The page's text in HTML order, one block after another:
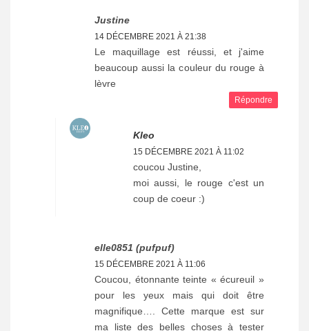
Justine
14 DÉCEMBRE 2021 À 21:38
Le maquillage est réussi, et j'aime
beaucoup aussi la couleur du rouge à
lèvre
Répondre
Kleo
15 DÉCEMBRE 2021 À 11:02
coucou Justine,
moi aussi, le rouge c'est un
coup de coeur :)
elle0851 (pufpuf)
15 DÉCEMBRE 2021 À 11:06
Coucou, étonnante teinte « écureuil »
pour les yeux mais qui doit être
magnifique…. Cette marque est sur
ma liste des belles choses à tester